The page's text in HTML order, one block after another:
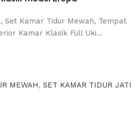
Set Kamar Tidur Mewah, Tempat
Kamar Klasik Full Uki...
MEWAH, SET KAMAR TIDUR JATI